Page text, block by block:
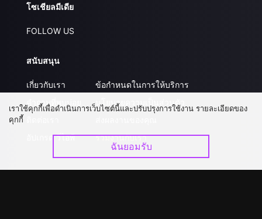
โซเชียลมีเดีย
FOLLOW US
สนับสนุน
เกี่ยวกับเรา
คำถามที่พบบ่อย
อัปเกรด วีไอพี
ข้อกำหนดในการให้บริการ
นโยบายความเป็นส่วนตัว
ร่วมงานกับเรา
เราใช้คุกกี้เพื่อดำเนินการเว็บไซต์นี้และปรับปรุงการใช้งาน รายละเอียดของ
คุกกี้
ฉันยอมรับ